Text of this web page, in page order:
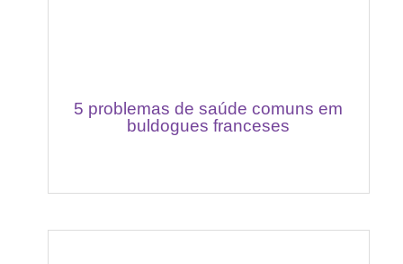
5 problemas de saúde comuns em
buldogues franceses